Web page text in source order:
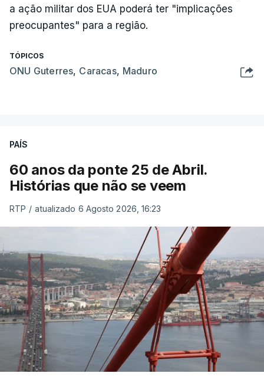
a ação militar dos EUA poderá ter "implicações
preocupantes" para a região.
TÓPICOS
ONU Guterres, Caracas, Maduro
PAÍS
60 anos da ponte 25 de Abril.
Histórias que não se veem
RTP / atualizado 6 Agosto 2026, 16:23